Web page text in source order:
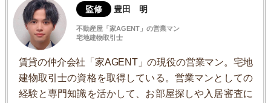
監修 豊田 明
不動産屋「家AGENT」の営業マン
宅地建物取引士
賃貸の仲介会社「家AGENT」の現役の営業マン。宅地
建物取引士の資格を取得している。営業マンとしての
経験と専門知識を活かして、お部屋探しや入居審査に